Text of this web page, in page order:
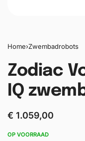
Home›Zwembadrobots
Zodiac
IQ
€ 1.059,00
OP VOORRAAD